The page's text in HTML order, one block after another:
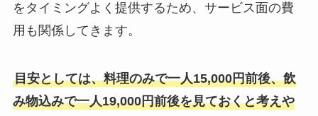
をタイミングよく提供するため、サービス面の費
用も関係してきます。
目安としては、料理のみで一人15,000円前後、飲
み物込みで一人19,000円前後を見ておくと考えや